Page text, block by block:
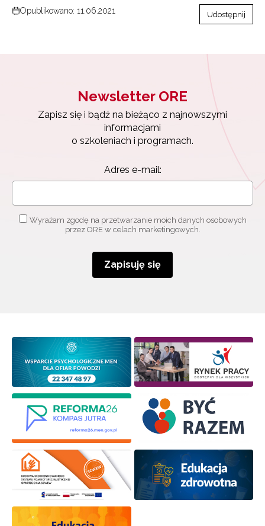
Opublikowano: 11.06.2021 Udostępnij
Newsletter ORE
Zapisz się i bądź na bieżąco z najnowszymi
informacjami
o szkoleniach i programach.
Adres e-mail:
Wyrażam zgodę na przetwarzanie moich danych osobowych
przez ORE w celach marketingowych.
Zapisuję się
Newsletter ORE
Zapisz się i bądź na bieżąco z najnowszymi
Wyrażam zgodę na przetwarzanie moich danych
osobowych przez ORE w celach marketingowych.
Zapisuję się